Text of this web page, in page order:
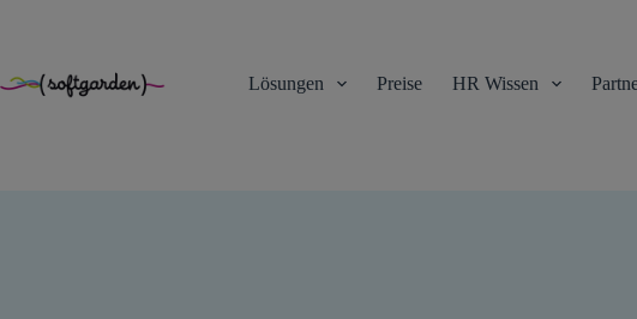
springen
Lösungen Preise HR Wissen